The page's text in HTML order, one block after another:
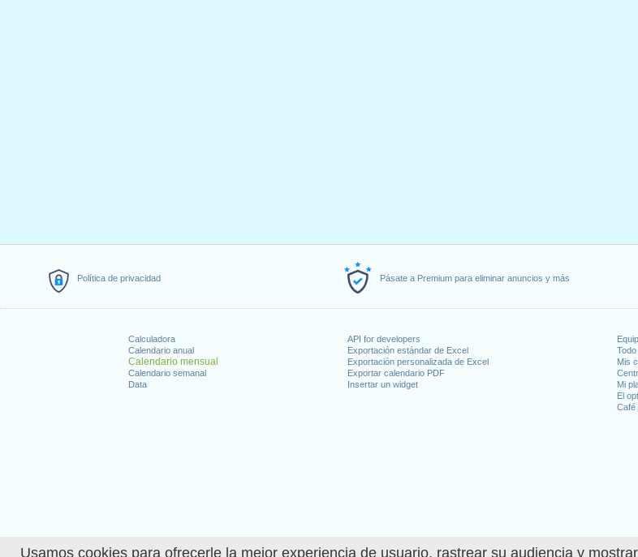
Usamos cookies para ofrecerle la mejor experiencia de usuario, rastrear su audiencia y
Política de privacidad Pásate a Premium para eliminar anuncios y más
Calculadora
Calendario anual
Calendario mensual
Calendario semanal
Data
API for developers
Exportación estándar de Excel
Exportación personalizada de Excel
Exportar calendario PDF
Insertar un widget
Mis
Mi
El
Café